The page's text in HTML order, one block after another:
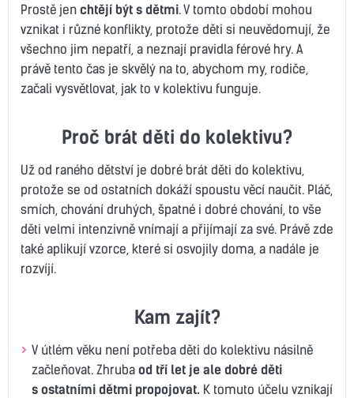
Prostě jen chtějí být s dětmi. V tomto období mohou
vznikat i různé konflikty, protože děti si neuvědomují, že
všechno jim nepatří, a neznají pravidla férové hry. A
právě tento čas je skvělý na to, abychom my, rodiče,
začali vysvětlovat, jak to v kolektivu funguje.
Proč brát děti do kolektivu?
Už od raného dětství je dobré brát děti do kolektivu,
protože se od ostatních dokáží spoustu věcí naučit. Pláč,
smích, chování druhých, špatné i dobré chování, to vše
děti velmi intenzivně vnímají a přijímají za své. Právě zde
také aplikují vzorce, které si osvojily doma, a nadále je
rozvíjí.
Kam zajít?
V útlém věku není potřeba děti do kolektivu násilně
začleňovat. Zhruba od tří let je ale dobré děti
s ostatními dětmi propojovat. K tomuto účelu vznikají